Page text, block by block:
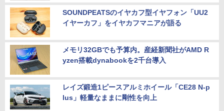
SOUNDPEATSのイヤカフ型イヤフォン「UU2
イヤーカフ」をイヤカフマニアが語る
メモリ32GBでも予算内。産経新聞社がAMD R
yzen搭載dynabookを2千台導入
レイズ鍛造1ピースアルミホイール「CE28 N-p
lus」軽量なままに剛性を向上